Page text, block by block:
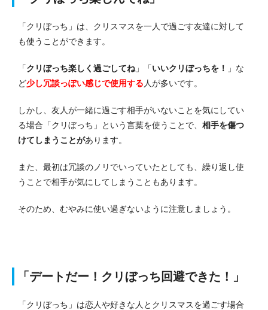
「クリぼっち」は、クリスマスを一人で過ごす友達に対して
も使うことができます。
「クリぼっち楽しく過ごしてね 」「いいクリぼっちを！
」な
ど少し冗談っぽい感じで使用する 人が多いです。
しかし、友人が一緒に過ごす相手がいないことを気にしてい
る場合「クリぼっち」という言葉を使うことで、 相手を傷つ
けてしまうことがあります。
また、最初は冗談のノリでいっていたとしても、繰り返し使
うことで相手が気にしてしまうこともあります。
そのため、むやみに使い過ぎないように注意しましょう。
「デートだー！クリぼっち回避できた！」
「クリぼっち」は恋人や好きな人とクリスマスを過ごす場合